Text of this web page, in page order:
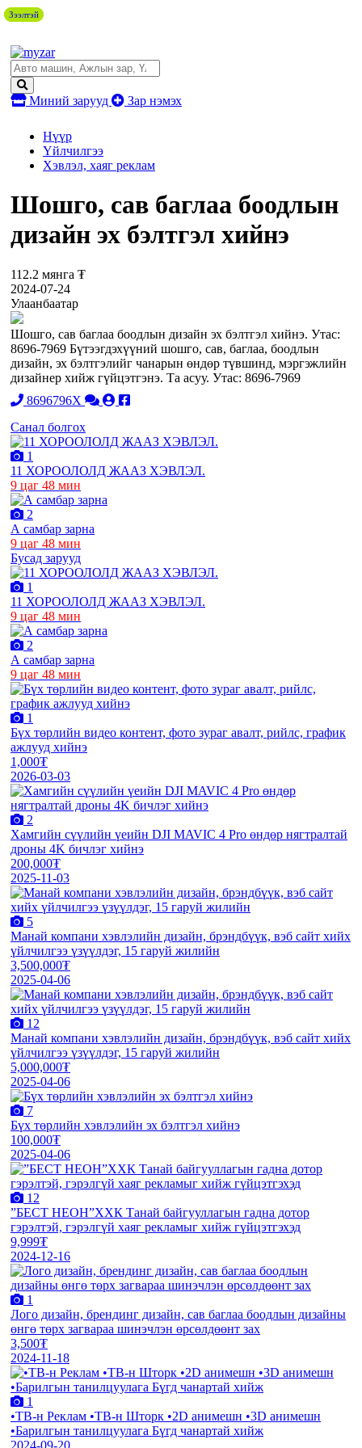
Миний зарууд Зар нэмэх
Нүүр
Үйлчилгээ
Хэвлэл, хаяг реклам
Шошго, сав баглаа боодлын
дизайн эх бэлтгэл хийнэ
112.2 мянга ₮
2024-07-24
Улаанбаатар
Шошго, сав баглаа боодлын дизайн эх бэлтгэл хийнэ. Утас:
8696-7969 Бүтээгдэхүүний шошго, сав, баглаа, боодлын
дизайн, эх бэлтгэлийг чанарын өндөр түвшинд, мэргэжлийн
дизайнер хийж гүйцэтгэнэ. Та асуу. Утас: 8696-7969
8696796X
Санал болгох
1
11 ХОРООЛОЛД ЖААЗ ХЭВЛЭЛ.
9 цаг 48 мин
2
А самбар зарна
9 цаг 48 мин
Бусад зарууд
1
11 ХОРООЛОЛД ЖААЗ ХЭВЛЭЛ.
9 цаг 48 мин
2
А самбар зарна
9 цаг 48 мин
1
Бүх төрлийн видео контент, фото зураг авалт, рийлс, график
ажлууд хийнэ
1,000₮
2026-03-03
2
Хамгийн сүүлийн үеийн DJI MAVIC 4 Pro өндөр нягтралтай
дроны 4K бичлэг хийнэ
200,000₮
2025-11-03
Зээлтэй
5
Манай компани хэвлэлийн дизайн, брэндбүүк, вэб сайт хийх
үйлчилгээ үзүүлдэг, 15 гаруй жилийн
3,500,000₮
2025-04-06
Зээлтэй
12
Манай компани хэвлэлийн дизайн, брэндбүүк, вэб сайт хийх
үйлчилгээ үзүүлдэг, 15 гаруй жилийн
5,000,000₮
2025-04-06
7
Бүх төрлийн хэвлэлийн эх бэлтгэл хийнэ
100,000₮
2025-04-06
12
”БЕСТ НЕОН”ХХК Танай байгууллагын гадна дотор
гэрэлтэй, гэрэлгүй хаяг рекламыг хийж гүйцэтгэхэд
9,999₮
2024-12-16
1
Лого дизайн, брендинг дизайн, сав баглаа боодлын дизайны
өнгө төрх загвараа шинэчлэн өрсөлдөөнт зах
3,500₮
2024-11-18
1
•TВ-н Реклам •TВ-н Шторк •2D анимешн •3D анимешн
•Барилгын танилцуулага Бүгд чанартай хийж
2024-09-20